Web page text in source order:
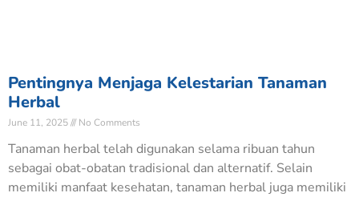
Pentingnya Menjaga Kelestarian Tanaman
Herbal
June 11, 2025 No Comments
Tanaman herbal telah digunakan selama ribuan tahun
sebagai obat-obatan tradisional dan alternatif. Selain
memiliki manfaat kesehatan, tanaman herbal juga memiliki